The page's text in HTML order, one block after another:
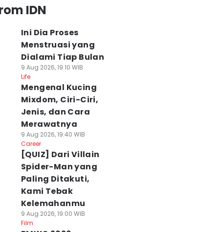
IDN
Ini Dia Proses
Menstruasi yang
Dialami Tiap Bulan
9 Aug 2026, 19:10 WIB
Life
Mengenal Kucing
Mixdom, Ciri-Ciri,
Jenis, dan Cara
Merawatnya
9 Aug 2026, 19:40 WIB
Career
[QUIZ] Dari Villain
Spider-Man yang
Paling Ditakuti,
Kami Tebak
Kelemahanmu
9 Aug 2026, 19:00 WIB
Film